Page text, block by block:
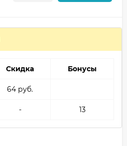
Скидка Бонусы
64 руб.
- 13